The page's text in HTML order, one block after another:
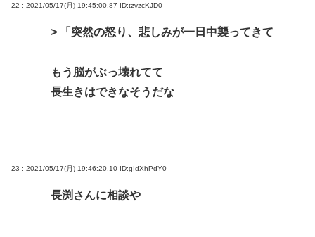
22 : 2021/05/17(月) 19:45:00.87 ID:tzvzcKJD0
> 「突然の怒り、悲しみが一日中襲ってきて
もう脳がぶっ壊れてて
長生きはできなそうだな
23 : 2021/05/17(月) 19:46:20.10 ID:gIdXhPdY0
長渕さんに相談や